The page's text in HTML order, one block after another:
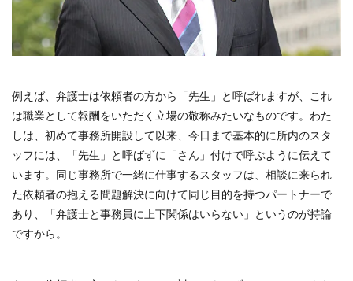
例えば、弁護士は依頼者の方から「先生」と呼ばれますが、これ
は職業として報酬をいただく立場の敬称みたいなものです。わた
しは、初めて事務所開設して以来、今日まで基本的に所内のスタ
ッフには、「先生」と呼ばずに「さん」付けで呼ぶように伝えて
います。同じ事務所で一緒に仕事するスタッフは、相談に来られ
た依頼者の抱える問題解決に向けて同じ目的を持つパートナーで
あり、「弁護士と事務員に上下関係はいらない」というのが持論
ですから。